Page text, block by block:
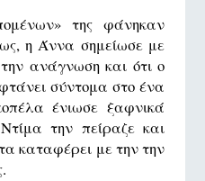
της φάνηκαν
η Άννα σημείωσε με
ανάγνωση και ότι ο
φτάνει σύντομα στο ένα
ένιωσε ξαφνικά
την πείραζε και
καταφέρει με την την